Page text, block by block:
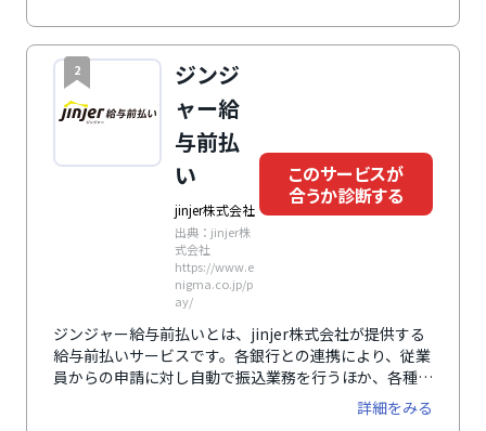
2
ジンジ
ャー給
与前払
い
jinjer株式会社
出典：jinjer株
式会社
https://www.e
nigma.co.jp/p
ay/
このサービスが
合うか診断する
ジンジャー給与前払いとは、jinjer株式会社が提供する
給与前払いサービスです。各銀行との連携により、従業
員からの申請に対し自動で振込業務を行うほか、各種勤
怠管理システムや給与計算システムとの連携により担当
者の業務負担を軽くします。給与の前払が可能になるこ
詳細をみる